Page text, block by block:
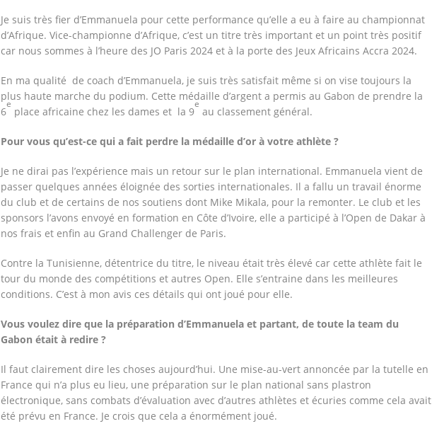
Je suis très fier d’Emmanuela pour cette performance qu’elle a eu à faire au championnat
d’Afrique. Vice-championne d’Afrique, c’est un titre très important et un point très positif
car nous sommes à l’heure des JO Paris 2024 et à la porte des Jeux Africains Accra 2024.
En ma qualité de coach d’Emmanuela, je suis très satisfait même si on vise toujours la
plus haute marche du podium. Cette médaille d’argent a permis au Gabon de prendre la
6
e
place africaine chez les dames et la 9
e
au classement général.
Pour vous qu’est-ce qui a fait perdre la médaille d’or à votre athlète ?
Je ne dirai pas l’expérience mais un retour sur le plan international. Emmanuela vient de
passer quelques années éloignée des sorties internationales. Il a fallu un travail énorme
du club et de certains de nos soutiens dont Mike Mikala, pour la remonter. Le club et les
sponsors l’avons envoyé en formation en Côte d’Ivoire, elle a participé à l’Open de Dakar à
nos frais et enfin au Grand Challenger de Paris.
Contre la Tunisienne, détentrice du titre, le niveau était très élevé car cette athlète fait le
tour du monde des compétitions et autres Open. Elle s’entraine dans les meilleures
conditions. C’est à mon avis ces détails qui ont joué pour elle.
Vous voulez dire que la préparation d’Emmanuela et partant, de toute la team du
Gabon était à redire ?
Il faut clairement dire les choses aujourd’hui. Une mise-au-vert annoncée par la tutelle en
France qui n’a plus eu lieu, une préparation sur le plan national sans plastron
électronique, sans combats d’évaluation avec d’autres athlètes et écuries comme cela avait
été prévu en France. Je crois que cela a énormément joué.